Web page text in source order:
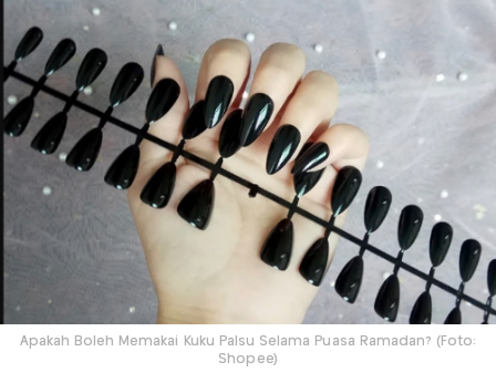
Apakah Boleh Memakai Kuku Palsu Selama Puasa Ramadan? (Foto:
Shopee)